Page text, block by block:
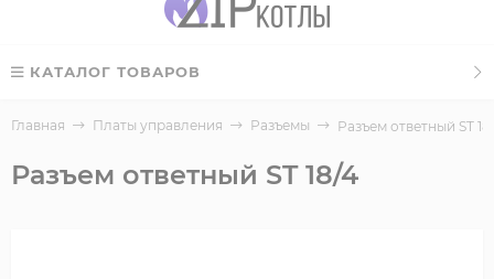
КАТАЛОГ ТОВАРОВ
Главная Платы управления Разъемы Разъем ответный ST
Разъем ответный ST 18/4